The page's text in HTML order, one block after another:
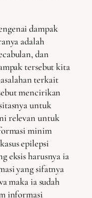
dampak
adalah
dan
tersebut kita
terkait
mencirikan
untuk
relevan untuk
minim
epilepsi
eksis harusnya ia
yang sifatnya
maka ia sudah
informasi